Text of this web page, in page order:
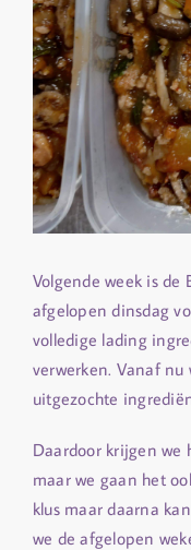
Volgende week is de
afgelopen dinsdag
volledige lading
verwerken. Vanaf nu
uitgezochte
Daardoor krijgen we
maar we gaan het
klus maar daarna
we de afgelopen